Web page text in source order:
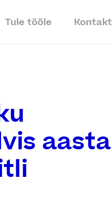
Tule tööle Kontakt
aasta